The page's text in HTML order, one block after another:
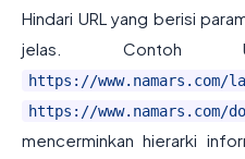
Hindari URL yang berisi
jelas. Contoh
https://www.namars.com/
https://www.namars.com/
mencerminkan hierarki